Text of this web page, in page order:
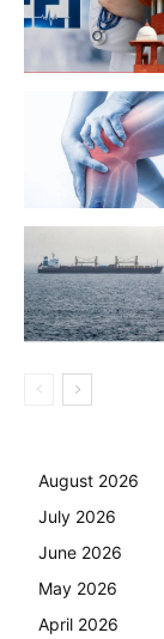
August 2026
July 2026
June 2026
May 2026
April 2026